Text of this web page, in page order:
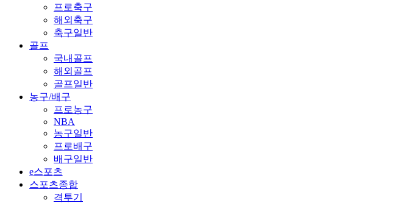
프로축구
해외축구
축구일반
골프
국내골프
해외골프
골프일반
농구/배구
프로농구
NBA
농구일반
프로배구
배구일반
e스포츠
스포츠종합
격투기